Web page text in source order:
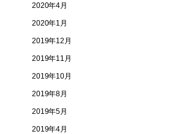
2020年4月
2020年1月
2019年12月
2019年11月
2019年10月
2019年8月
2019年5月
2019年4月